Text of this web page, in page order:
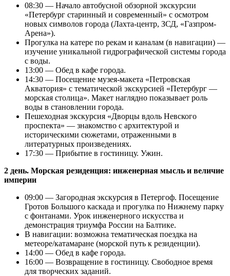
08:30 — Начало автобусной обзорной экскурсии
«Петербург старинный и современный» с осмотром
новых символов города (Лахта-центр, ЗСД, «Газпром-
Арена»).
Прогулка на катере по рекам и каналам (в навигации) —
изучение уникальной гидрографической системы города
с воды.
13:00 — Обед в кафе города.
14:30 — Посещение музея-макета «Петровская
Акватория» с тематической экскурсией «Петербург —
морская столица». Макет наглядно показывает роль
воды в становлении города.
Пешеходная экскурсия «Дворцы вдоль Невского
проспекта» — знакомство с архитектурой и
историческими сюжетами, отраженными в
литературных произведениях.
17:30 — Прибытие в гостиницу. Ужин.
2 день. Морская резиденция: инженерная мысль и величие
империи
09:00 — Загородная экскурсия в Петергоф. Посещение
Гротов Большого каскада и прогулка по Нижнему парку
с фонтанами. Урок инженерного искусства и
демонстрация триумфа России на Балтике.
В навигации: возможна тематическая поездка на
метеоре/катамаране (морской путь к резиденции).
14:00 — Обед в кафе города.
16:00 — Возвращение в гостиницу. Свободное время
для творческих заданий.